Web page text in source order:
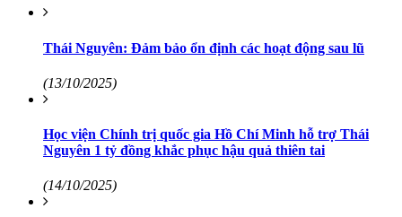
Thái Nguyên: Đảm bảo ổn định các hoạt động sau lũ
(13/10/2025)
Học viện Chính trị quốc gia Hồ Chí Minh hỗ trợ Thái
Nguyên 1 tỷ đồng khắc phục hậu quả thiên tai
(14/10/2025)